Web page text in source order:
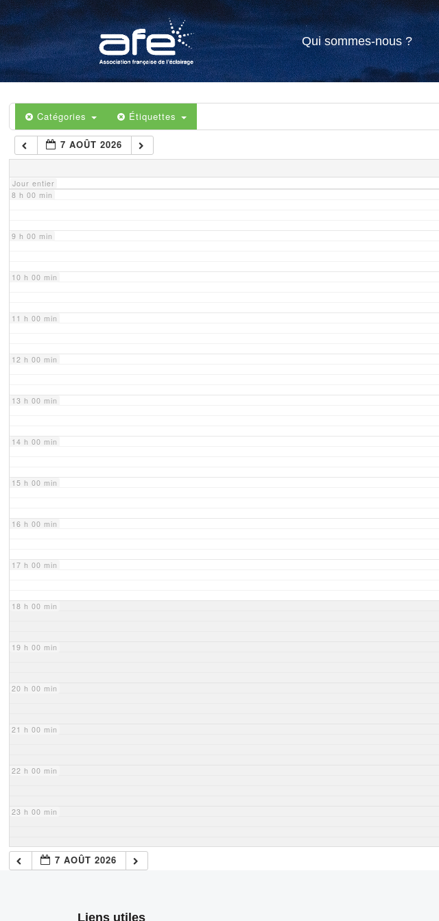
Qui sommes-nous ?
Catégories Étiquettes
7 AOÛT 2026
Jour entier
4 h 00 min
5 h 00 min
6 h 00 min
7 h 00 min
8 h 00 min
9 h 00 min
10 h 00 min
11 h 00 min
12 h 00 min
13 h 00 min
14 h 00 min
15 h 00 min
16 h 00 min
17 h 00 min
18 h 00 min
19 h 00 min
20 h 00 min
21 h 00 min
22 h 00 min
23 h 00 min
7 AOÛT 2026
Liens utiles